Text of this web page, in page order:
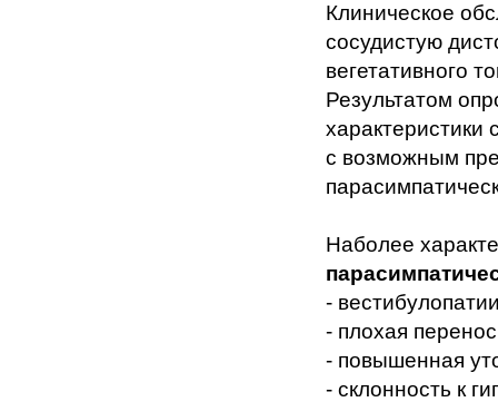
Клиническое
сосудистую
вегетативного
Результатом
характеристики
с возможным
Наболее
-
- плохая
- повышенная
- склонность к